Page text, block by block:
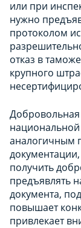
или при
нужно
протоколом
отказ в
крупного
Добровольная
аналогичным
получить
предъявлять
документа,
повышает
привлекает